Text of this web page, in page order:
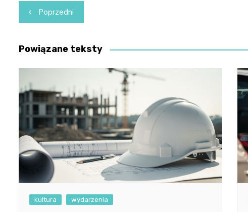
Nawigacja
wpisu
Poprzedni
Powiązane teksty
kultura wydarzenia